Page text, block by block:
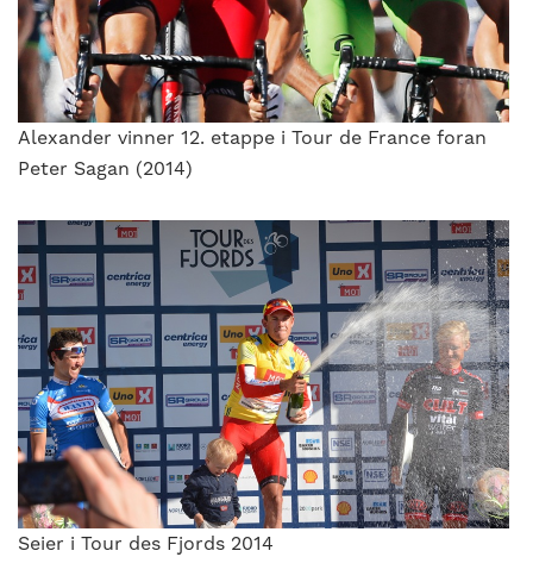
Alexander vinner 12. etappe i Tour de France foran
Peter Sagan (2014)
Seier i Tour des Fjords 2014